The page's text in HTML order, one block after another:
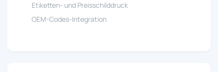
Etiketten- und Preisschilddruck
OEM-Codes-Integration